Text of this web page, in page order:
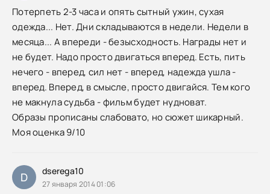
Потерпеть 2-3 часа и опять сытный ужин, сухая
одежда... Нет. Дни складываются в недели. Недели в
месяца... А впереди - безысходность. Награды нет и
не будет. Надо просто двигаться вперед. Есть, пить
нечего - вперед, сил нет - вперед, надежда ушла -
вперед. Вперед, в смысле, просто двигайся. Тем кого
не макнула судьба - фильм будет нудноват.
Образы прописаны слабовато, но сюжет шикарный.
Моя оценка 9/10
D dserega10
27 января 2014 01:06